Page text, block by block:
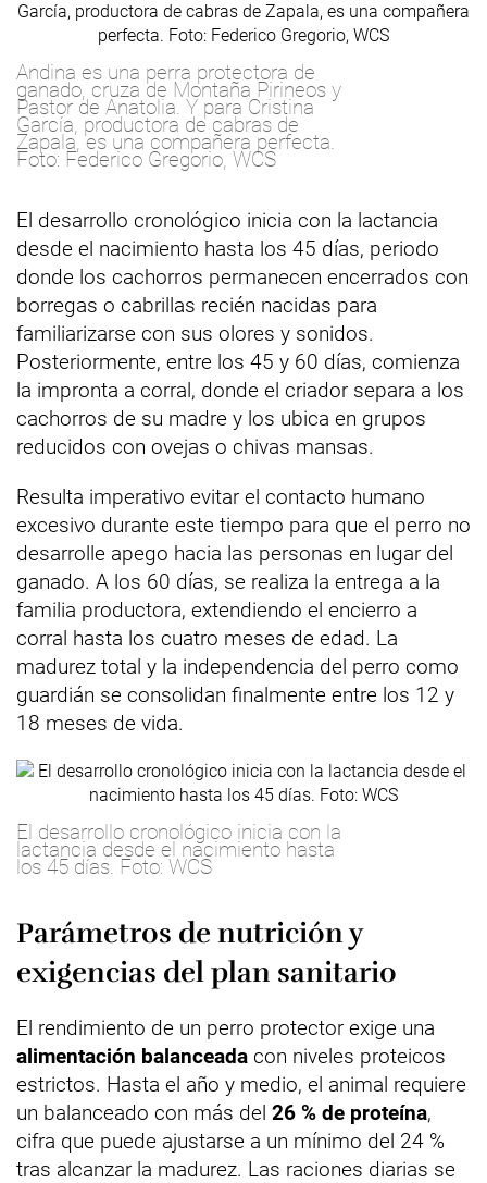
Andina es una perra protectora de
ganado, cruza de Montaña Pirineos y
Pastor de Anatolia. Y para Cristina
García, productora de cabras de
Zapala, es una compañera perfecta.
Foto: Federico Gregorio, WCS
El desarrollo cronológico inicia con la lactancia
desde el nacimiento hasta los 45 días, periodo
donde los cachorros permanecen encerrados con
borregas o cabrillas recién nacidas para
familiarizarse con sus olores y sonidos.
Posteriormente, entre los 45 y 60 días, comienza
la impronta a corral, donde el criador separa a los
cachorros de su madre y los ubica en grupos
reducidos con ovejas o chivas mansas.
Resulta imperativo evitar el contacto humano
excesivo durante este tiempo para que el perro no
desarrolle apego hacia las personas en lugar del
ganado. A los 60 días, se realiza la entrega a la
familia productora, extendiendo el encierro a
corral hasta los cuatro meses de edad. La
madurez total y la independencia del perro como
guardián se consolidan finalmente entre los 12 y
18 meses de vida.
El desarrollo cronológico inicia con la
lactancia desde el nacimiento hasta
los 45 días. Foto: WCS
Parámetros de nutrición y
exigencias del plan sanitario
El rendimiento de un perro protector exige una
alimentación balanceada con niveles proteicos
estrictos. Hasta el año y medio, el animal requiere
un balanceado con más del 26 % de proteína,
cifra que puede ajustarse a un mínimo del 24 %
tras alcanzar la madurez. Las raciones diarias se